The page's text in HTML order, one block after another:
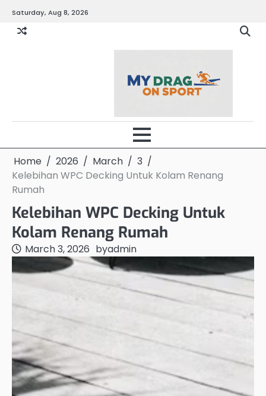
content
Saturday, Aug 8, 2026
Home 2026 March
3
Kelebihan WPC Decking Untuk Kolam Renang
Rumah
Kelebihan WPC Decking Untuk
Kolam Renang Rumah
March 3, 2026 byadmin